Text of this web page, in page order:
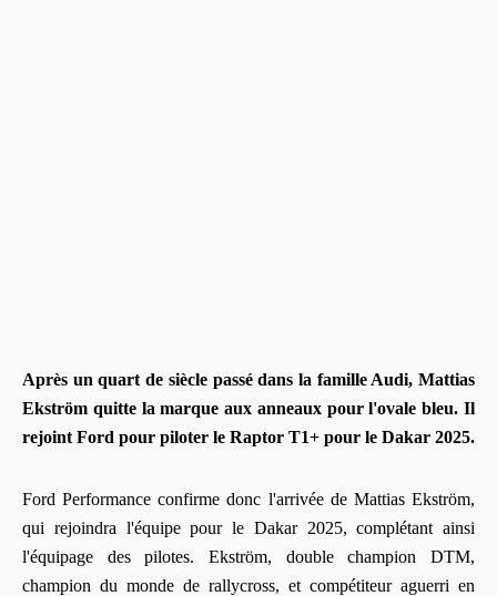
Après un quart de siècle passé dans la famille Audi, Mattias
Ekström quitte la marque aux anneaux pour l'ovale bleu. Il
rejoint Ford pour piloter le Raptor T1+ pour le Dakar 2025.
Ford Performance confirme donc l'arrivée de Mattias Ekström,
qui rejoindra l'équipe pour le Dakar 2025, complétant ainsi
l'équipage des pilotes. Ekström, double champion DTM,
champion du monde de rallycross, et compétiteur aguerri en